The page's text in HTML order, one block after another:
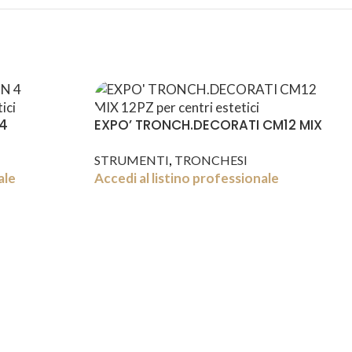
EXPO’ TRONCH.DECORATI CM12 MIX
STRUMENTI, TRONCHESI
Accedi al listino professionale